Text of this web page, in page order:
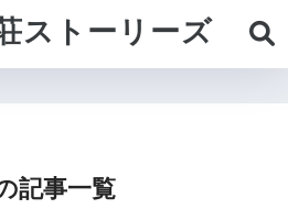
ストーリーズ
記事一覧